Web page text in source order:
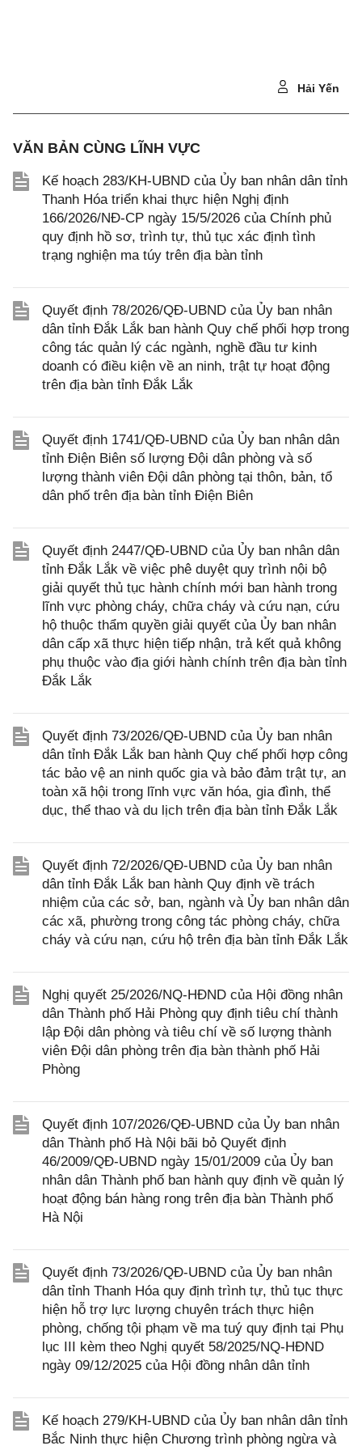
Hải Yến
VĂN BẢN CÙNG LĨNH VỰC
Kế hoạch 283/KH-UBND của Ủy ban nhân dân tỉnh
Thanh Hóa triển khai thực hiện Nghị định
166/2026/NĐ-CP ngày 15/5/2026 của Chính phủ
quy định hồ sơ, trình tự, thủ tục xác định tình
trạng nghiện ma túy trên địa bàn tỉnh
Quyết định 78/2026/QĐ-UBND của Ủy ban nhân
dân tỉnh Đắk Lắk ban hành Quy chế phối hợp trong
công tác quản lý các ngành, nghề đầu tư kinh
doanh có điều kiện về an ninh, trật tự hoạt động
trên địa bàn tỉnh Đắk Lắk
Quyết định 1741/QĐ-UBND của Ủy ban nhân dân
tỉnh Điện Biên số lượng Đội dân phòng và số
lượng thành viên Đội dân phòng tại thôn, bản, tổ
dân phố trên địa bàn tỉnh Điện Biên
Quyết định 2447/QĐ-UBND của Ủy ban nhân dân
tỉnh Đắk Lắk về việc phê duyệt quy trình nội bộ
giải quyết thủ tục hành chính mới ban hành trong
lĩnh vực phòng cháy, chữa cháy và cứu nạn, cứu
hộ thuộc thẩm quyền giải quyết của Ủy ban nhân
dân cấp xã thực hiện tiếp nhận, trả kết quả không
phụ thuộc vào địa giới hành chính trên địa bàn tỉnh
Đắk Lắk
Quyết định 73/2026/QĐ-UBND của Ủy ban nhân
dân tỉnh Đắk Lắk ban hành Quy chế phối hợp công
tác bảo vệ an ninh quốc gia và bảo đảm trật tự, an
toàn xã hội trong lĩnh vực văn hóa, gia đình, thể
dục, thể thao và du lịch trên địa bàn tỉnh Đắk Lắk
Quyết định 72/2026/QĐ-UBND của Ủy ban nhân
dân tỉnh Đắk Lắk ban hành Quy định về trách
nhiệm của các sở, ban, ngành và Ủy ban nhân dân
các xã, phường trong công tác phòng cháy, chữa
cháy và cứu nạn, cứu hộ trên địa bàn tỉnh Đắk Lắk
Nghị quyết 25/2026/NQ-HĐND của Hội đồng nhân
dân Thành phố Hải Phòng quy định tiêu chí thành
lập Đội dân phòng và tiêu chí về số lượng thành
viên Đội dân phòng trên địa bàn thành phố Hải
Phòng
Quyết định 107/2026/QĐ-UBND của Ủy ban nhân
dân Thành phố Hà Nội bãi bỏ Quyết định
46/2009/QĐ-UBND ngày 15/01/2009 của Ủy ban
nhân dân Thành phố ban hành quy định về quản lý
hoạt động bán hàng rong trên địa bàn Thành phố
Hà Nội
Quyết định 73/2026/QĐ-UBND của Ủy ban nhân
dân tỉnh Thanh Hóa quy định trình tự, thủ tục thực
hiện hỗ trợ lực lượng chuyên trách thực hiện
phòng, chống tội phạm về ma tuý quy định tại Phụ
lục III kèm theo Nghị quyết 58/2025/NQ-HĐND
ngày 09/12/2025 của Hội đồng nhân dân tỉnh
Kế hoạch 279/KH-UBND của Ủy ban nhân dân tỉnh
Bắc Ninh thực hiện Chương trình phòng ngừa và